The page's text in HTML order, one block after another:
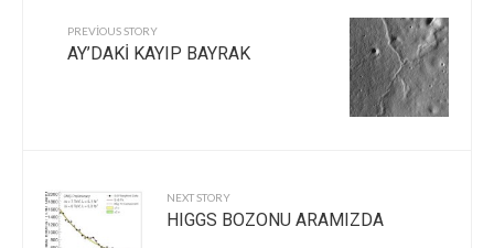
PREVIOUS STORY
AY’DAKİ KAYIP BAYRAK
NEXT STORY
HIGGS BOZONU ARAMIZDA